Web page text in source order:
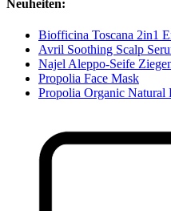
Neuheiten:
Biofficina Toscana 2in1
Avril Soothing Scalp
Najel Aleppo-Seife
Propolia Face Mask
Propolia Organic Natural